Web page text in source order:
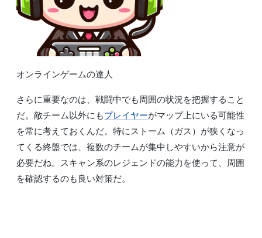
オンラインゲームの達人
さらに重要なのは、戦闘中でも周囲の状況を把握すること
だ。敵チーム以外にもプレイヤーがマップ上にいる可能性
を常に考えておくんだ。特にストーム（ガス）が狭くなっ
てくる終盤では、複数のチームが集中しやすいから注意が
必要だね。スキャン系のレジェンドの能力を使って、周囲
を確認するのも良い対策だ。